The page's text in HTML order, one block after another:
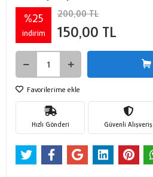
%25
indirim
200,00 TL
150,00 TL
Favorilerime ekle
Hızlı Gönderi Güvenli Alışveriş